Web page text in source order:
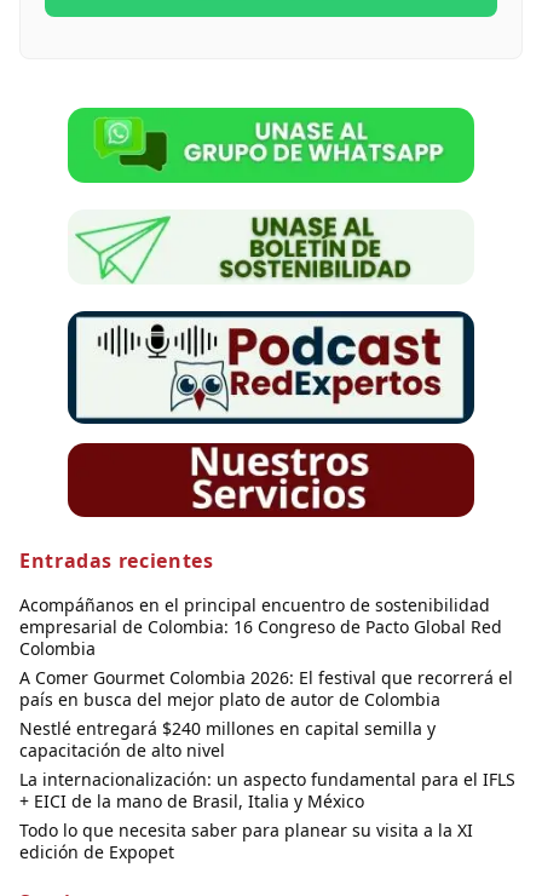
Entradas recientes
Acompáñanos en el principal encuentro de sostenibilidad
empresarial de Colombia: 16 Congreso de Pacto Global Red
Colombia
A Comer Gourmet Colombia 2026: El festival que recorrerá el
país en busca del mejor plato de autor de Colombia
Nestlé entregará $240 millones en capital semilla y
capacitación de alto nivel
La internacionalización: un aspecto fundamental para el IFLS
+ EICI de la mano de Brasil, Italia y México
Todo lo que necesita saber para planear su visita a la XI
edición de Expopet